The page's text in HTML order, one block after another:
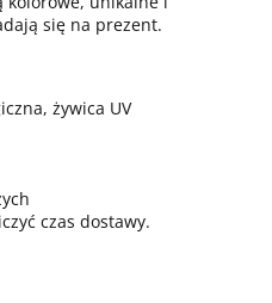
się na prezent.
żywica UV
czas dostawy.